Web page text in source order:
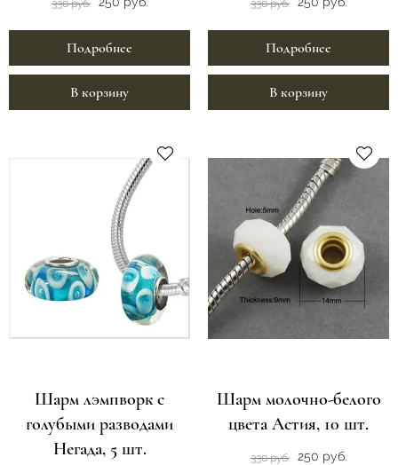
330 руб.
Подробнее
В корзину
330 руб.
Подробнее
В корзину
Шарм лэмпворк с
голубыми разводами
Негада, 5 шт.
Шарм молочно-белого
цвета Астия, 10 шт.
330 руб. 250 руб.